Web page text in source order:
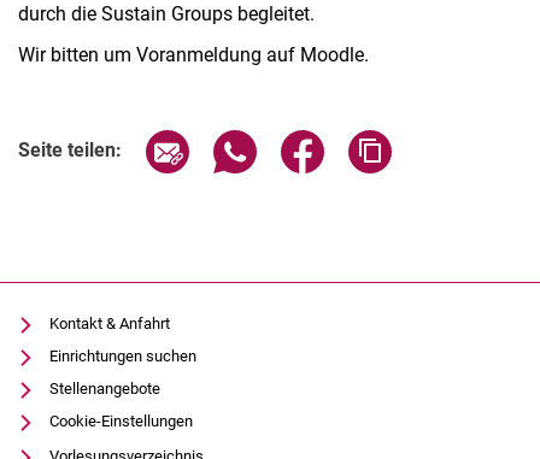
durch die Sustain Groups begleitet.
Wir bitten um Voranmeldung auf Moodle.
Seite teilen: Seite über E-Mail teilen
Seite über WhatsApp teilen
Seite über Facebook
Kontakt & Anfahrt
Einrichtungen suchen
Stellenangebote
Cookie-Einstellungen